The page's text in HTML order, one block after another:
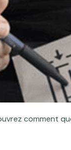
comment